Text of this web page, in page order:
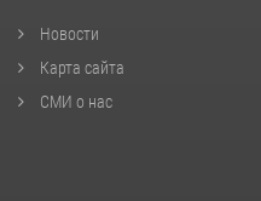
Новости
Карта сайта
СМИ о нас